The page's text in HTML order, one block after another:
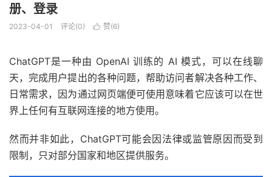
册、登录
2023-04-01 评论(0)  赞(6)
ChatGPT是一种由 OpenAI 训练的 AI 模式，可以在线聊
天，完成用户提出的各种问题，帮助访问者解决各种工作、
日常需求，因为通过网页端便可使用意味着它应该可以在世
界上任何有互联网连接的地方使用。
然而并非如此，ChatGPT可能会因法律或监管原因而受到
限制，只对部分国家和地区提供服务。